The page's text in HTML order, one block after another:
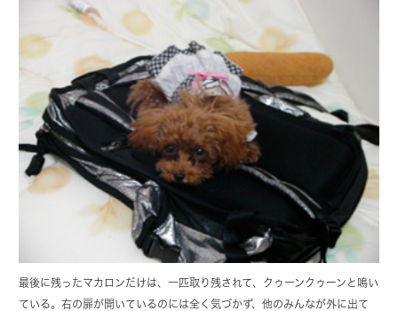
最後に残ったマカロンだけは、一匹取り残されて、クゥーンクゥーンと鳴い
ている。右の扉が開いているのには全く気づかず、他のみんなが外に出て